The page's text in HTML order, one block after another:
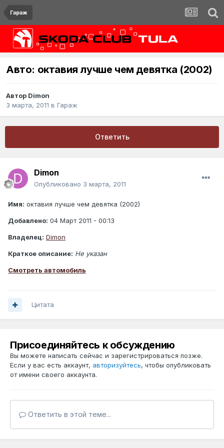
Гараж
Авто: октавия лучше чем девятка (2002)
Автор Dimon
3 марта, 2011 в Гараж
Ответить
Dimon
Опубликовано 3 марта, 2011
Имя: октавия лучше чем девятка (2002)
Добавлено: 04 Март 2011 - 00:13
Владелец: Dimon
Краткое описание: Не указан
Смотреть автомобиль
Цитата
Присоединяйтесь к обсуждению
Вы можете написать сейчас и зарегистрироваться позже.
Если у вас есть аккаунт, авторизуйтесь, чтобы опубликовать
от имени своего аккаунта.
Ответить в этой теме...